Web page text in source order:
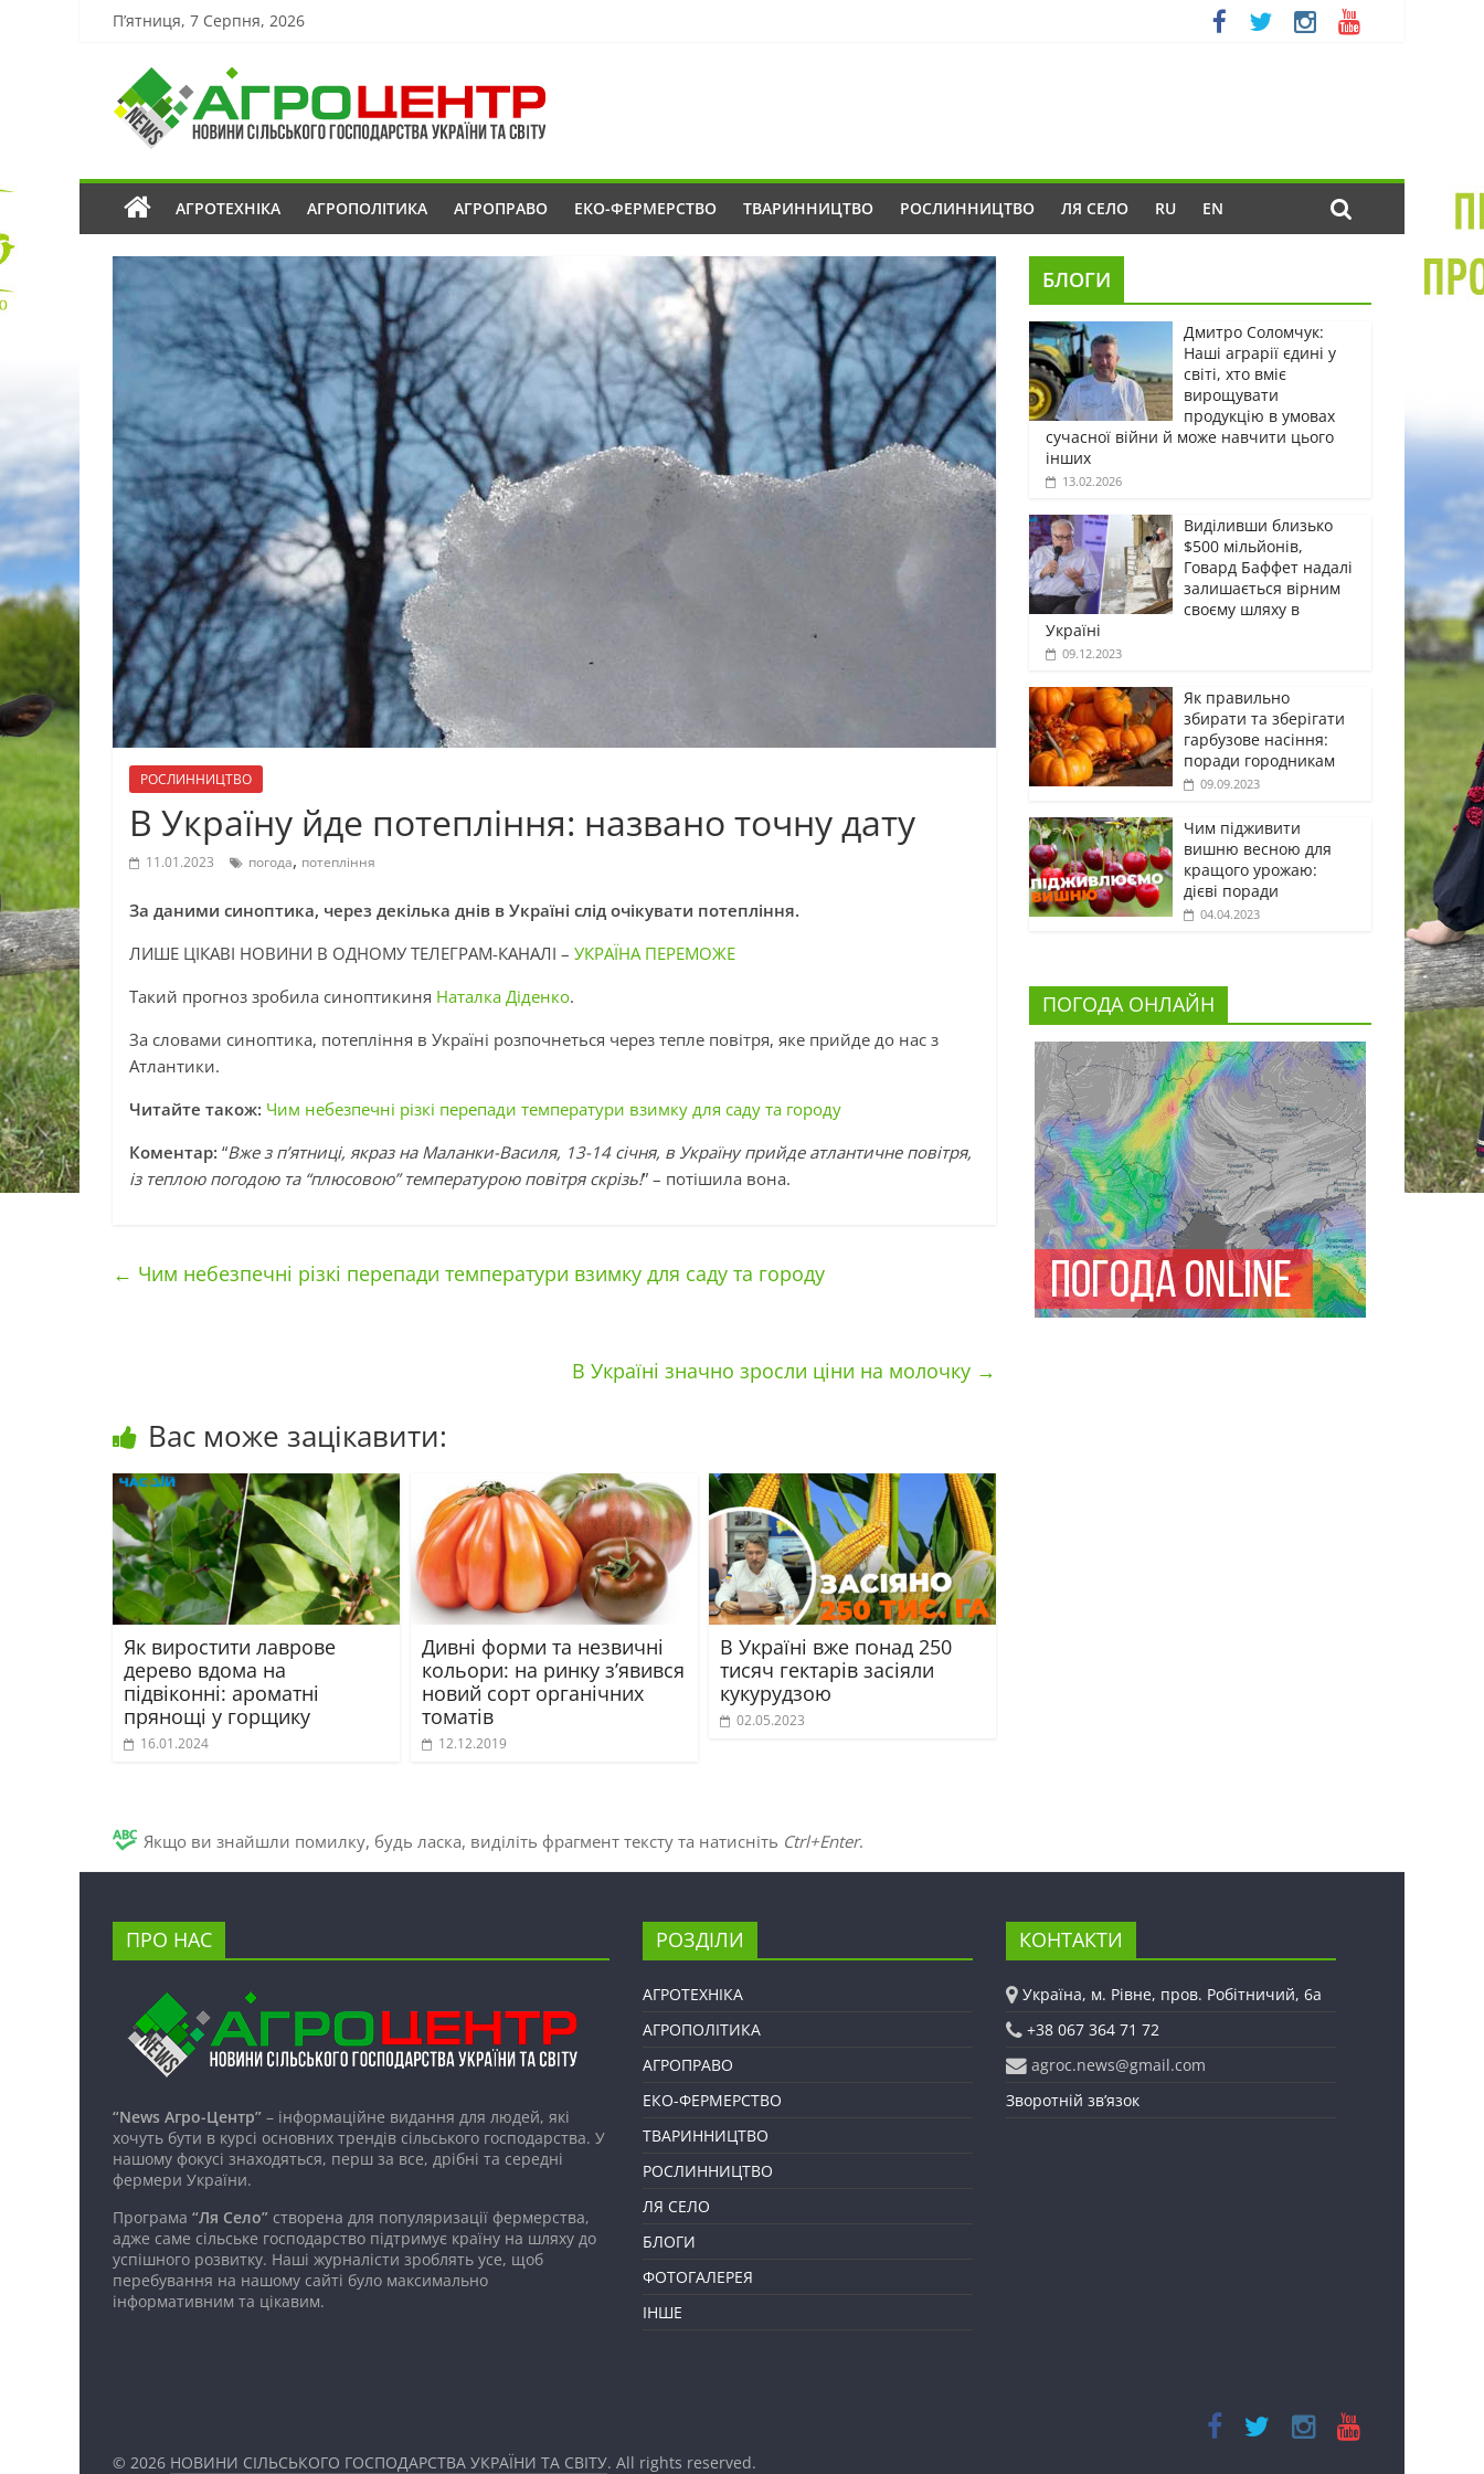
П’ятниця, 7 Серпня, 2026
АГРОТЕХНІКА АГРОПОЛІТИКА АГРОПРАВО ЕКО-ФЕРМЕРСТВО ТВАРИННИЦТВО РОСЛИННИЦТВО ЛЯ СЕЛО RU EN
РОСЛИННИЦТВО
В Україну йде потепління: названо точну дату
11.01.2023 погода, потепління
За даними синоптика, через декілька днів в Україні слід очікувати потепління.
ЛИШЕ ЦІКАВІ НОВИНИ В ОДНОМУ ТЕЛЕГРАМ-КАНАЛІ – УКРАЇНА ПЕРЕМОЖЕ
Такий прогноз зробила синоптикиня Наталка Діденко.
За словами синоптика, потепління в Україні розпочнеться через тепле повітря, яке прийде до нас з
Атлантики.
Читайте також: Чим небезпечні різкі перепади температури взимку для саду та городу
Коментар: “Вже з п’ятниці, якраз на Маланки-Василя, 13-14 січня, в Україну прийде атлантичне повітря,
із теплою погодою та “плюсовою” температурою повітря скрізь!” – потішила вона.
← Чим небезпечні різкі перепади температури взимку для саду та городу
В Україні значно зросли ціни на молочку →
Вас може зацікавити:
Як виростити лаврове
дерево вдома на
підвіконні: ароматні
прянощі у горщику
16.01.2024
Дивні форми та незвичні
кольори: на ринку з’явився
новий сорт органічних
томатів
12.12.2019
В Україні вже понад 250
тисяч гектарів засіяли
кукурудзою
02.05.2023
БЛОГИ
Дмитро Соломчук:
Наші аграрії єдині у
світі, хто вміє
вирощувати
продукцію в умовах
сучасної війни й може навчити цього
інших
13.02.2026
Виділивши близько
$500 мільйонів,
Говард Баффет надалі
залишається вірним
своєму шляху в
Україні
09.12.2023
Як правильно
збирати та зберігати
гарбузове насіння:
поради городникам
09.09.2023
Чим підживити
вишню весною для
кращого урожаю:
дієві поради
04.04.2023
ПОГОДА ОНЛАЙН
Якщо ви знайшли помилку, будь ласка, виділіть фрагмент тексту та натисніть Ctrl+Enter.
ПРО НАС
“News Агро-Центр” – інформаційне видання для людей, які
хочуть бути в курсі основних трендів сільського господарства. У
нашому фокусі знаходяться, перш за все, дрібні та середні
фермери України.
Програма “Ля Село” створена для популяризації фермерства,
адже саме сільське господарство підтримує країну на шляху до
успішного розвитку. Наші журналісти зроблять усе, щоб
перебування на нашому сайті було максимально
інформативним та цікавим.
РОЗДІЛИ
АГРОТЕХНІКА
АГРОПОЛІТИКА
АГРОПРАВО
ЕКО-ФЕРМЕРСТВО
ТВАРИННИЦТВО
РОСЛИННИЦТВО
ЛЯ СЕЛО
БЛОГИ
ФОТОГАЛЕРЕЯ
ІНШЕ
КОНТАКТИ
Україна, м. Рівне, пров. Робітничий, 6а
+38 067 364 71 72
agroc.news@gmail.com
Зворотній зв’язок
© 2026 НОВИНИ СІЛЬСЬКОГО ГОСПОДАРСТВА УКРАЇНИ ТА СВІТУ. All rights reserved.